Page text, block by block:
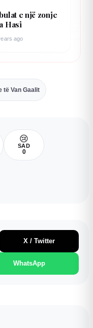
e një zonje
Hasi
ago
të Van Gaalit
😢
SAD
0
X / Twitter
WhatsApp